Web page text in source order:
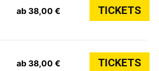
ab 38,00 € TICKETS
ab 38,00 € TICKETS